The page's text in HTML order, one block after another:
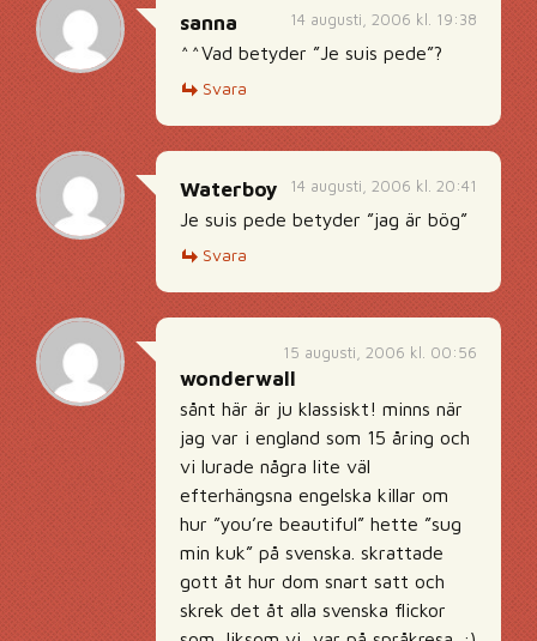
14 augusti, 2006 kl. 19:38
sanna
^^Vad betyder ”Je suis pede”?
Svara
14 augusti, 2006 kl. 20:41
Waterboy
Je suis pede betyder ”jag är bög”
Svara
15 augusti, 2006 kl. 00:56
wonderwall
sånt här är ju klassiskt! minns när
jag var i england som 15 åring och
vi lurade några lite väl
efterhängsna engelska killar om
hur ”you’re beautiful” hette ”sug
min kuk” på svenska. skrattade
gott åt hur dom snart satt och
skrek det åt alla svenska flickor